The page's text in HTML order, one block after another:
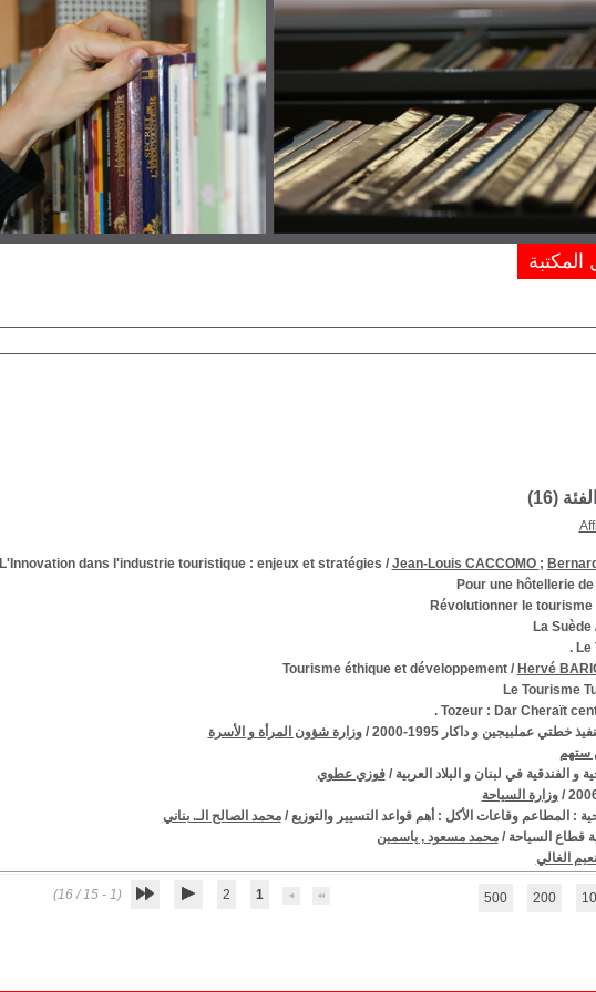
(
16
)
L'Innovation dans l'industrie touristique : enjeux et stratégies / Jean-Louis CACCOMO ;
Pour une hôtellerie
Révolutionner le tourisme
La Suède
Le
Tourisme éthique et développement/ Hervé
Le Tourisme
Tozeur : Dar Cheraït
خطتي عملبيجين و داكار 1995-2000
/وزارة شؤون المرأة و الأسرة
ستهم
و الفندقية في لبنان و البلاد العربية /فوزي عطوي
/وزارة السياحة
: المطاعم وقاعات الأكل : أهم قواعد التسيير والتوزيع /محمد الصالح الـ. بناني
قطاع السياحة /محمد مسعود , ياسمين
نعيم الغالي
1
2
(1 - 15 / 16) 200
500